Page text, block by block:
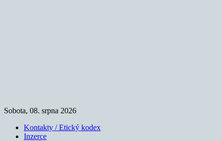
Sobota, 08. srpna 2026
Kontakty / Etický kodex
Inzerce